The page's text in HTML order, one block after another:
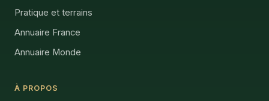
Pratique et terrains
Annuaire France
Annuaire Monde
À PROPOS